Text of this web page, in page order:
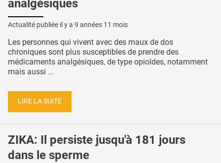
analgésiques
Actualité publiée il y a 9 années 11 mois
Les personnes qui vivent avec des maux de dos
chroniques sont plus susceptibles de prendre des
médicaments analgésiques, de type opioïdes, notamment
mais aussi ...
LIRE LA SUITE
ZIKA: Il persiste jusqu'à 181 jours
dans le sperme